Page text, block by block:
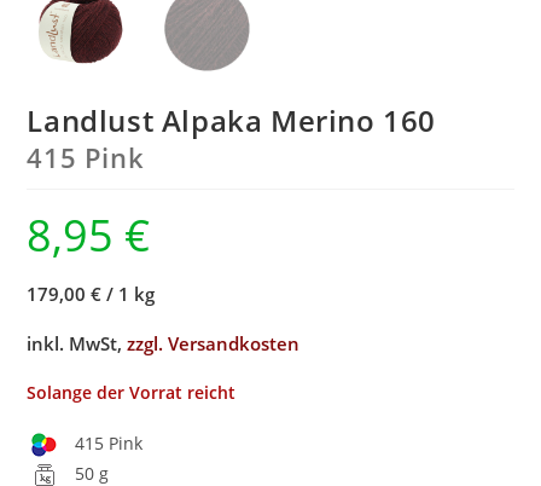
Landlust Alpaka Merino 160
415 Pink
8,95 €
179,00 € / 1 kg
inkl. MwSt,zzgl. Versandkosten
Solange der Vorrat reicht
415 Pink
50 g